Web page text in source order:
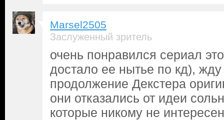
Marsel2505
Заслуженный зритель
очень понравился сериал
достало ее нытье по кд), жду
продолжение Декстера
они отказались от идеи
которые никому не